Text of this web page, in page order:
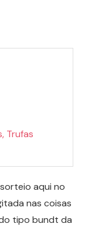
Trufas
aqui no
nas coisas
tipo bundt da